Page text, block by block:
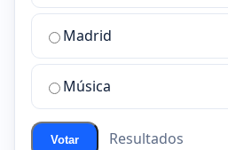
sala
chat
ChatZona?
Madrid
Música
Votar Resultados